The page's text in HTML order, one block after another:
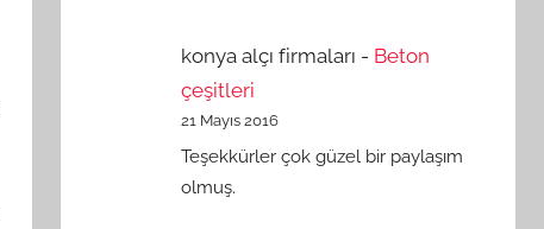
konya alçı firmaları - Beton
çeşitleri
21 Mayıs 2016
Teşekkürler çok güzel bir paylaşım
olmuş.